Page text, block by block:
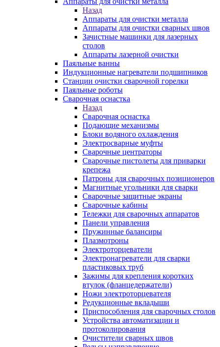
Назад
Аппараты для очистки металла
Аппараты для очистки сварных швов
Зачистные машинки для лазерных
столов
Аппараты лазерной очистки
Паяльные ванны
Индукционные нагреватели подшипников
Станции очистки сварочной горелки
Паяльные роботы
Сварочная оснастка
Назад
Сварочная оснастка
Подающие механизмы
Блоки водяного охлаждения
Электросварные муфты
Сварочные центраторы
Сварочные пистолеты для приварки
крепежа
Патроны для сварочных позиционеров
Магнитные угольники для сварки
Сварочные защитные экраны
Сварочные кабины
Тележки для сварочных аппаратов
Панели управления
Пружинные балансиры
Плазмотроны
Электроторцеватели
Электронагреватели для сварки
пластиковых труб
Зажимы для крепления коротких
втулок (фланцедержатели)
Ножи электроторцевателя
Редукционные вкладыши
Приспособления для сварочных столов
Устройства автоматизации и
протоколирования
Очистители сварных швов